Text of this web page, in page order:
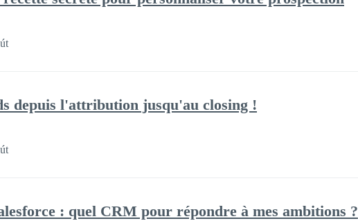
depuis l'attribution jusqu'au closing !
: quel CRM pour répondre à mes ambitions ?